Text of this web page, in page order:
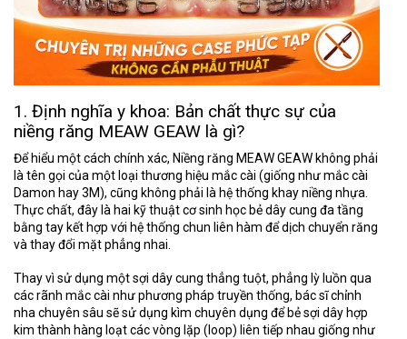
1. Định nghĩa y khoa: Bản chất thực sự của
niềng răng MEAW GEAW là gì?
Để hiểu một cách chính xác, Niềng răng MEAW GEAW không phải
là tên gọi của một loại thương hiệu mắc cài (giống như mắc cài
Damon hay 3M), cũng không phải là hệ thống khay niềng nhựa.
Thực chất, đây là hai kỹ thuật cơ sinh học bẻ dây cung đa tầng
bằng tay kết hợp với hệ thống chun liên hàm để dịch chuyển răng
và thay đổi mặt phẳng nhai.
Thay vì sử dụng một sợi dây cung thẳng tuột, phẳng lỳ luồn qua
các rãnh mắc cài như phương pháp truyền thống, bác sĩ chỉnh
nha chuyên sâu sẽ sử dụng kìm chuyên dụng để bẻ sợi dây hợp
kim thành hàng loạt các vòng lặp (loop) liên tiếp nhau giống như